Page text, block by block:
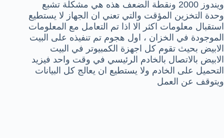
ويندوز 2000 ونقطة الضعف هذه هي مشكلة تشبع
وحدة التخزين المؤقت والتي تعني ان الجهاز لا يستطيع
استقبال معلومات اكثر الا اذا تم التعامل مع المعلومات
الموجودة في الخزان ، اول هجوم تم تنفيذه على البيت
الابيض بحيث تقوم كل اجهزة الكمبيوتر في البيت
الابيض بالاتصال بالخادم الرئيسي في وقت واحد فيزيد
التحميل على الخادم ولا يستطيع ان يعالج كل البيانات
ويتوقف عن العمل